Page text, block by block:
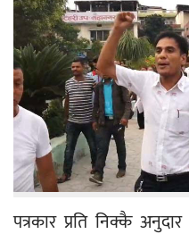
पत्रकार प्रति निक्कै